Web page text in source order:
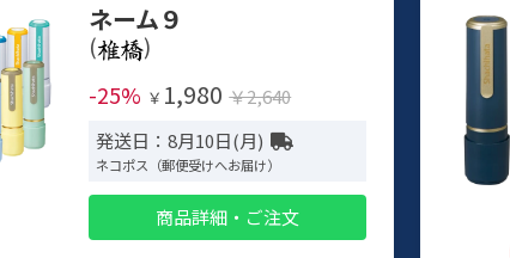
ネーム９
(
)
-25% ￥ 1,980 ￥2,640
発送日：8月10日(月)
ネコポス（郵便受けへお届け）
商品詳細・ご注文